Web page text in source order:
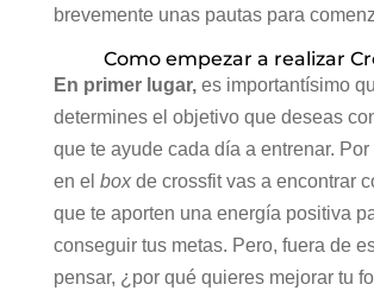
brevemente unas pautas para
Como empezar a realizar
En primer lugar,es importantísimo
determines el objetivo que deseas
que te ayude cada día a entrenar.
en el box de crossfit vas a encontrar
que te aporten una energía positiva
conseguir tus metas. Pero, fuera de
pensar, ¿por qué quieres mejorar tu